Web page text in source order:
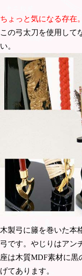
ちょっと気になる存在
この弓太刀を使用して
い。
木製弓に籐を巻いた本
弓です。やじりはアン
座は木質MDF素材に黒
げてあります。